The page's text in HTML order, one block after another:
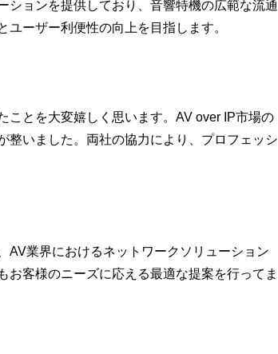
ションを提供しており、音響特機の広範な流通
ーザー利便性の向上を目指します。
ことを大変嬉しく思います。AV over IP市場の
整いました。両社の協力により、プロフェッシ
AV業界におけるネットワークソリューション
客様のニーズに応える最適な提案を行ってま